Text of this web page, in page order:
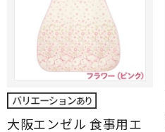
大阪エンゼル 食事用エ